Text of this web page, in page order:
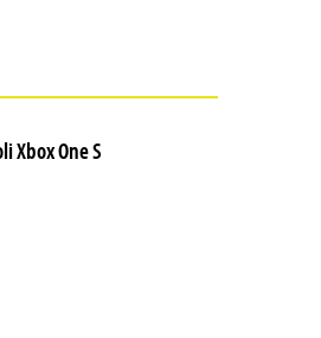
Xbox One S